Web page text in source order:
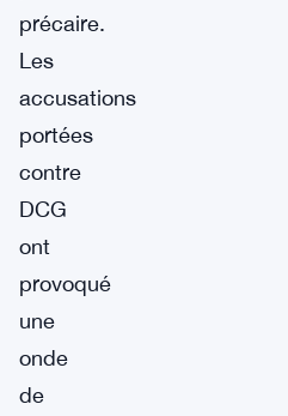
précaire.
Les
accusations
portées
contre
DCG
ont
provoqué
une
onde
de